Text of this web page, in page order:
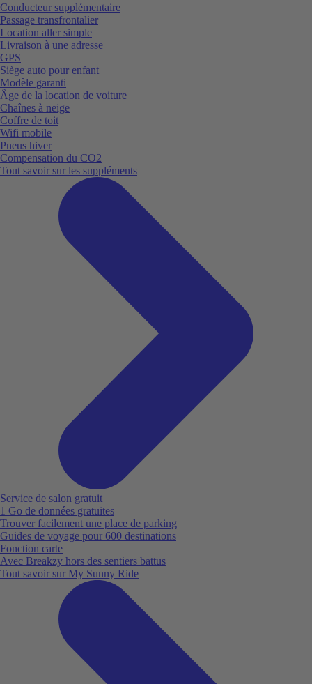
Conducteur supplémentaire
Passage transfrontalier
Location aller simple
Livraison à une adresse
GPS
Siège auto pour enfant
Modèle garanti
Âge de la location de voiture
Chaînes à neige
Coffre de toit
Wifi mobile
Pneus hiver
Compensation du CO2
Tout savoir sur les suppléments
Service de salon gratuit
1 Go de données gratuites
Trouver facilement une place de parking
Guides de voyage pour 600 destinations
Fonction carte
Avec Breakzy hors des sentiers battus
Tout savoir sur My Sunny Ride